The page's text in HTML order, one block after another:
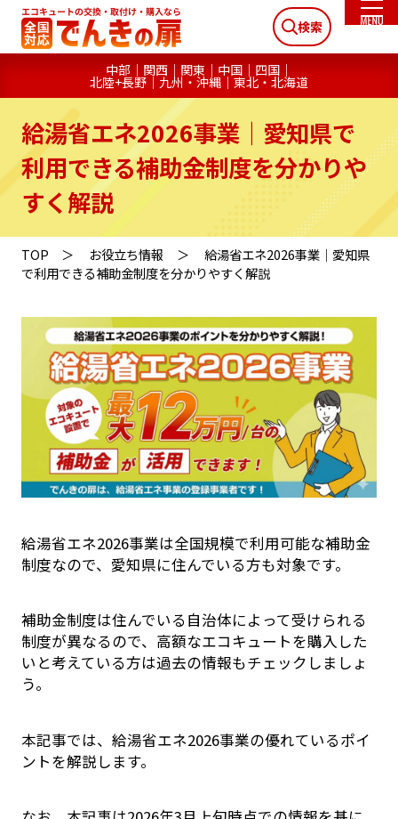
検索
中部 関西 関東 中国 四国
北陸+長野 九州・沖縄 東北・北海道
給湯省エネ2026事業｜愛知県で
利用できる補助金制度を分かりや
すく解説
TOP お役立ち情報
給湯省エネ2026事業｜愛知県
で利用できる補助金制度を分かりやすく解説
給湯省エネ2026事業は全国規模で利用可能な補助金
制度なので、愛知県に住んでいる方も対象です。
補助金制度は住んでいる自治体によって受けられる
制度が異なるので、高額なエコキュートを購入した
いと考えている方は過去の情報もチェックしましょ
う。
本記事では、給湯省エネ2026事業の優れているポイ
ントを解説します。